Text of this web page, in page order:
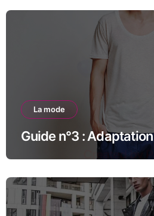
La mode
Guide n°3 : Adaptation